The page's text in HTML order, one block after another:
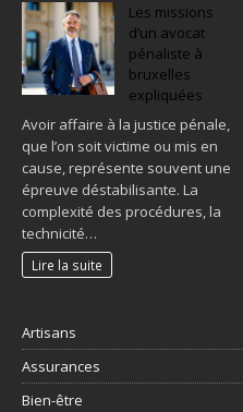
Les missions
d’un avocat
pénaliste à
bruxelles
expliquées
Avoir affaire à la justice pénale,
que l’on soit victime ou mis en
cause, représente souvent une
épreuve déstabilisante. La
complexité des procédures, la
technicité…
Lire la suite
Artisans
Assurances
Bien-être